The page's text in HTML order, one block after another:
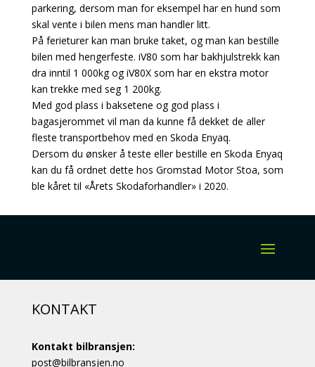
parkering, dersom man for eksempel har en hund som
skal vente i bilen mens man handler litt.
På ferieturer kan man bruke taket, og man kan bestille
bilen med hengerfeste. iV80 som har bakhjulstrekk kan
dra inntil 1 000kg og iV80X som har en ekstra motor
kan trekke med seg 1 200kg.
Med god plass i baksetene og god plass i
bagasjerommet vil man da kunne få dekket de aller
fleste transportbehov med en Skoda Enyaq.
Dersom du ønsker å teste eller bestille en Skoda Enyaq
kan du få ordnet dette hos Gromstad Motor Stoa, som
ble kåret til «Årets Skodaforhandler» i 2020.
KONTAKT
Kontakt bilbransjen:
post@bilbransjen.no